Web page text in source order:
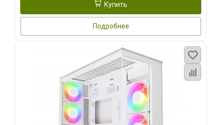
Купить
Подробнее